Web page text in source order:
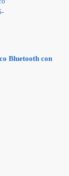
Bluetooth con